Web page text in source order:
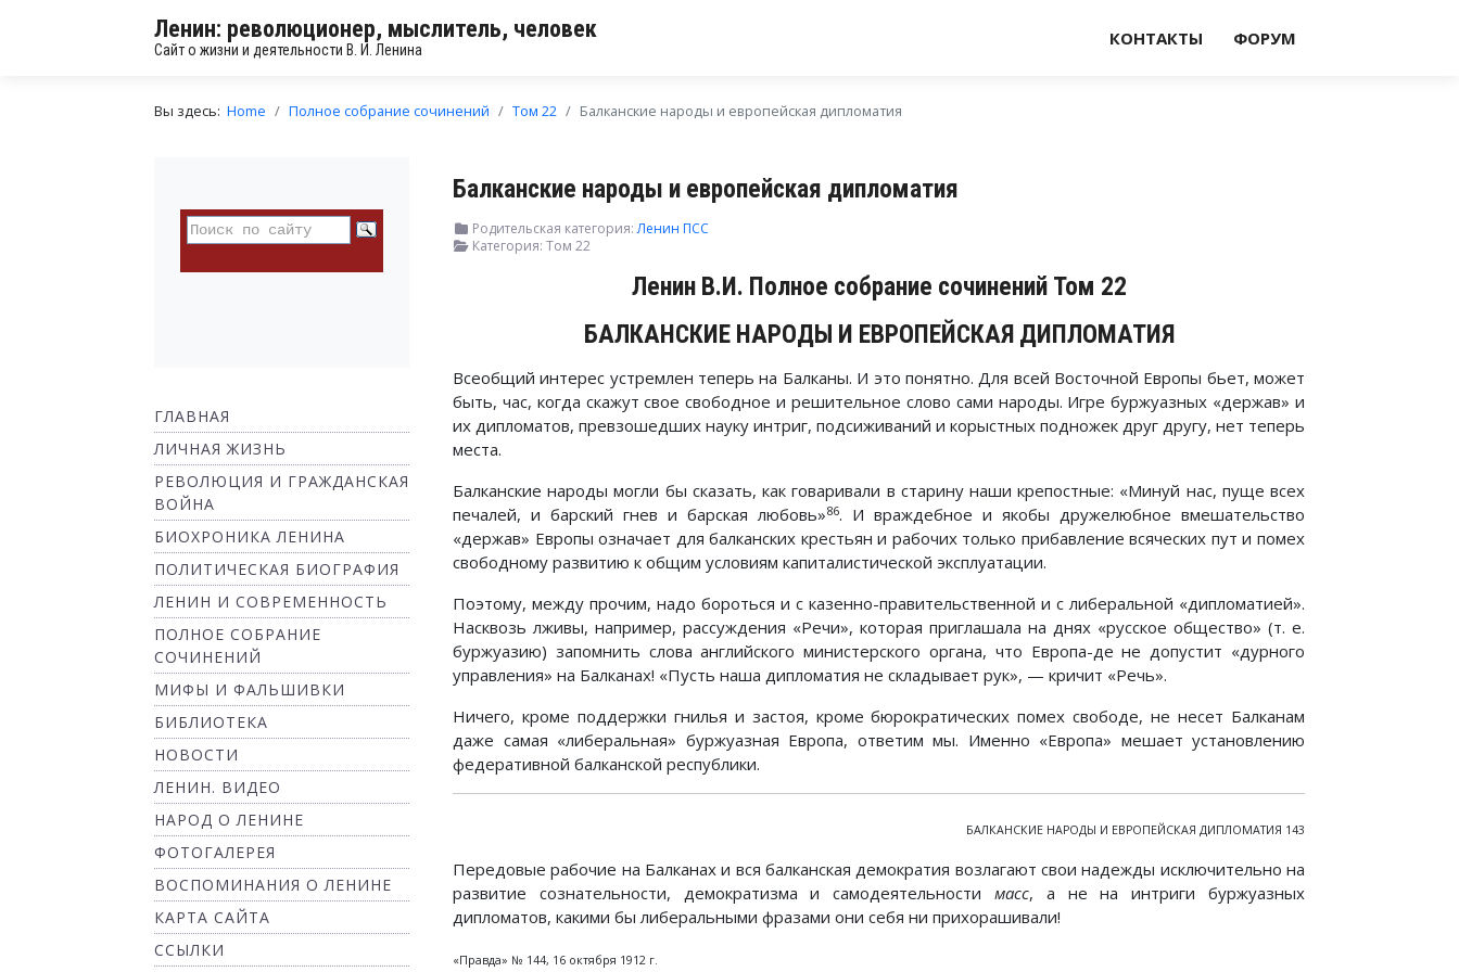
Ленин: революционер, мыслитель, человек
Сайт о жизни и деятельности В. И. Ленина
КОНТАКТЫ ФОРУМ
Вы здесь: Home Полное собрание сочинений Том 22 Балканские народы и европейская дипломатия
ГЛАВНАЯ
ЛИЧНАЯ ЖИЗНЬ
РЕВОЛЮЦИЯ И ГРАЖДАНСКАЯ
ВОЙНА
БИОХРОНИКА ЛЕНИНА
ПОЛИТИЧЕСКАЯ БИОГРАФИЯ
ЛЕНИН И СОВРЕМЕННОСТЬ
ПОЛНОЕ СОБРАНИЕ
СОЧИНЕНИЙ
МИФЫ И ФАЛЬШИВКИ
БИБЛИОТЕКА
НОВОСТИ
ЛЕНИН. ВИДЕО
НАРОД О ЛЕНИНЕ
ФОТОГАЛЕРЕЯ
ВОСПОМИНАНИЯ О ЛЕНИНЕ
КАРТА САЙТА
ССЫЛКИ
Балканские народы и европейская дипломатия
Родительская категория:Ленин ПСС
Категория: Том 22
Ленин В.И. Полное собрание сочинений Том 22
БАЛКАНСКИЕ НАРОДЫ И ЕВРОПЕЙСКАЯ ДИПЛОМАТИЯ
Всеобщий интерес устремлен теперь на Балканы. И это понятно. Для всей Восточной Европы бьет, может
быть, час, когда скажут свое свободное и решительное слово сами народы. Игре буржуазных «держав» и
их дипломатов, превзошедших науку интриг, подсиживаний и корыстных подножек друг другу, нет теперь
места.
Балканские народы могли бы сказать, как говаривали в старину наши крепостные: «Минуй нас, пуще всех
печалей, и барский гнев и барская любовь»86. И враждебное и якобы дружелюбное вмешательство
«держав» Европы означает для балканских крестьян и рабочих только прибавление всяческих пут и помех
свободному развитию к общим условиям капиталистической эксплуатации.
Поэтому, между прочим, надо бороться и с казенно-правительственной и с либеральной «дипломатией».
Насквозь лживы, например, рассуждения «Речи», которая приглашала на днях «русское общество» (т. е.
буржуазию) запомнить слова английского министерского органа, что Европа-де не допустит «дурного
управления» на Балканах! «Пусть наша дипломатия не складывает рук», — кричит «Речь».
Ничего, кроме поддержки гнилья и застоя, кроме бюрократических помех свободе, не несет Балканам
даже самая «либеральная» буржуазная Европа, ответим мы. Именно «Европа» мешает установлению
федеративной балканской республики.
БАЛКАНСКИЕ НАРОДЫ И ЕВРОПЕЙСКАЯ ДИПЛОМАТИЯ 143
Передовые рабочие на Балканах и вся балканская демократия возлагают свои надежды исключительно на
развитие сознательности, демократизма и самодеятельности масс, а не на интриги буржуазных
дипломатов, какими бы либеральными фразами они себя ни прихорашивали!
«Правда» № 144, 16 октября 1912 г.